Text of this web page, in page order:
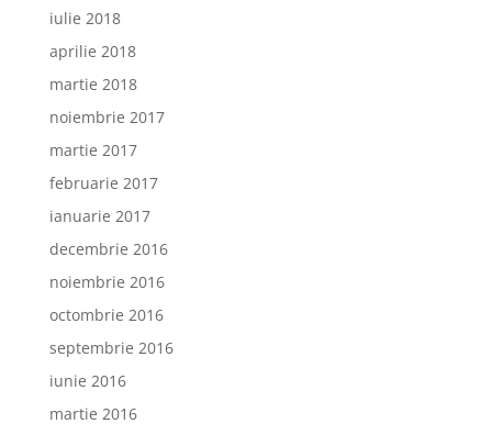
iulie 2018
aprilie 2018
martie 2018
noiembrie 2017
martie 2017
februarie 2017
ianuarie 2017
decembrie 2016
noiembrie 2016
octombrie 2016
septembrie 2016
iunie 2016
martie 2016